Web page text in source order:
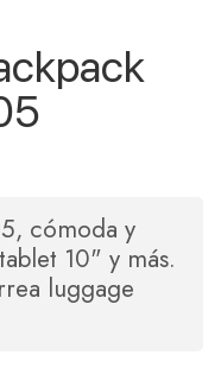
cómoda y
10" y más.
luggage